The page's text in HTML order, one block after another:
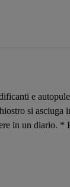
e
si
in un diario.